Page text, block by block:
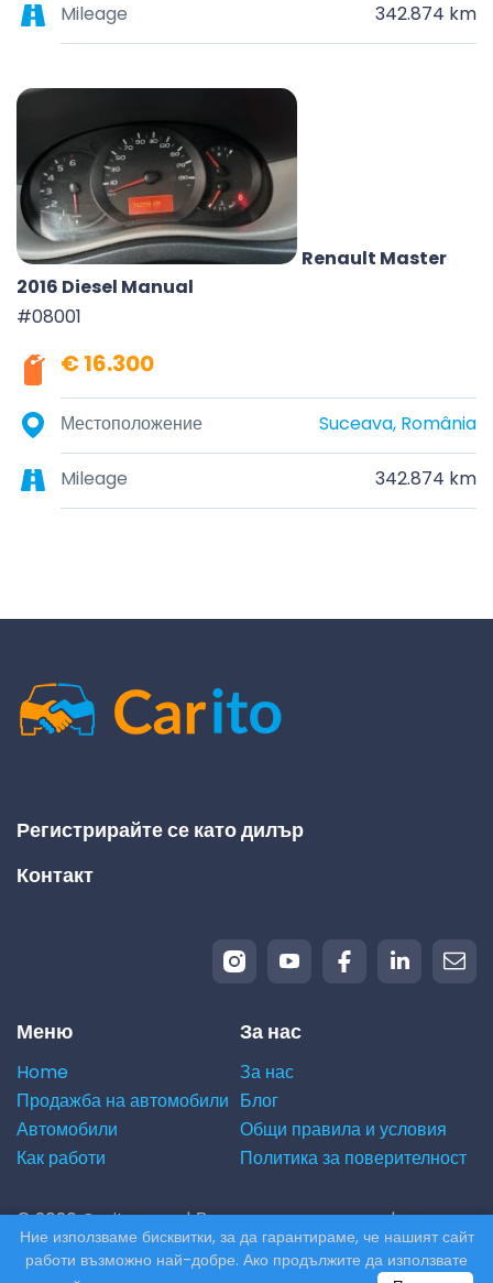
Mileage 342.874 km
Renault Master
2016 Diesel Manual
#08001
€ 16.300
Местоположение Suceava, România
Mileage 342.874 km
Регистрирайте се като дилър
Контакт
Меню
Home
Продажба на автомобили
Автомобили
Как работи
За нас
За нас
Блог
Общи правила и условия
Политика за поверителност
© 2026 Carito.com. | Всички права запазени |
Купуваме вашия автомобил на най-добрата цена! |
Powered by
CodiCo.io
Ние използваме бисквитки, за да гарантираме, че нашият сайт
работи възможно най-добре. Ако продължите да използвате